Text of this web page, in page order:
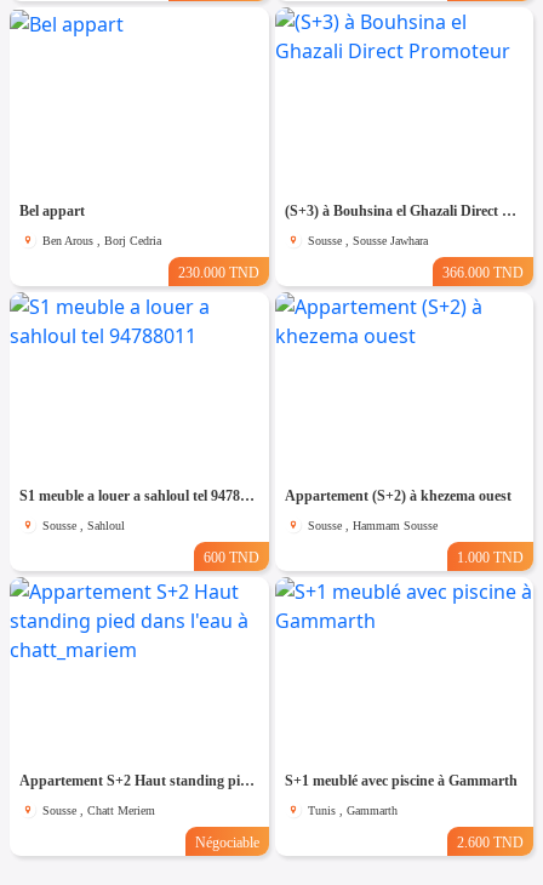
Bel appart
Ben Arous , Borj Cedria
230.000 TND
(S+3) à Bouhsina el Ghazali Direct Promoteur
Sousse , Sousse Jawhara
366.000 TND
S1 meuble a louer a sahloul tel 94788011
Sousse , Sahloul
600 TND
Appartement (S+2) à khezema ouest
Sousse , Hammam Sousse
1.000 TND
Appartement S+2 Haut standing pied dans l'eau à chatt_mariem
Sousse , Chatt Meriem
Négociable
S+1 meublé avec piscine à Gammarth
Tunis , Gammarth
2.600 TND